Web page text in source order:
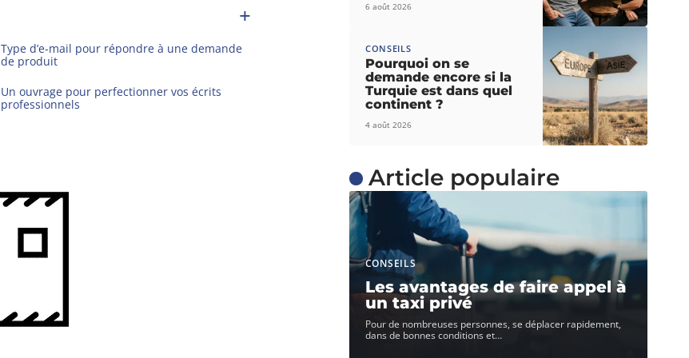
Type d’e-mail pour répondre à une demande
de produit
Un ouvrage pour perfectionner vos écrits
professionnels
6 août 2026
CONSEILS
Pourquoi on se
demande encore si la
Turquie est dans quel
continent ?
4 août 2026
Article populaire
CONSEILS
Les avantages de faire appel à
un taxi privé
Pour de nombreuses personnes, se déplacer rapidement,
dans de bonnes conditions et…